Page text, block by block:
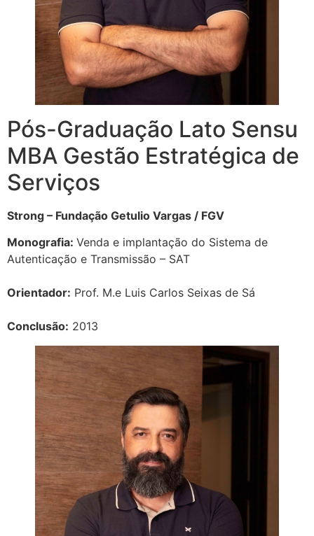
Pós-Graduação Lato Sensu
MBA Gestão Estratégica de
Serviços
Strong – Fundação Getulio Vargas / FGV
Monografia: Venda e implantação do Sistema de
Autenticação e Transmissão – SAT
Orientador: Prof. M.e Luis Carlos Seixas de Sá
Conclusão: 2013